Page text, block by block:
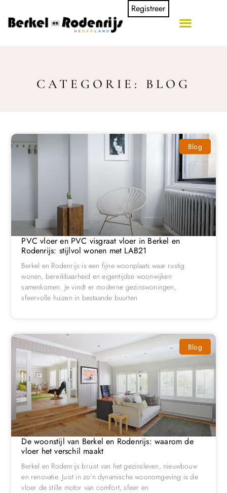
Registreer
CATEGORIE: BLOG
Blog
PVC vloer en PVC visgraat vloer in Berkel en
Rodenrijs: stijlvol wonen met LAB21
Berkel en Rodenrijs is een fijne woonplaats waar rustig
wonen, bereikbaarheid en eigentijdse woonwijken
samenkomen. Je vindt er moderne gezinswoningen,
sfeervolle huizen in bestaande buurten
Blog
De woonstijl van Berkel en Rodenrijs: waarom de
vloer het verschil maakt
Berkel en Rodenrijs bruist van het gezinsleven, nieuwbouw
en renovatie. Juist in zo’n dynamische woonomgeving is de
vloer de stille motor van comfort, sfeer en